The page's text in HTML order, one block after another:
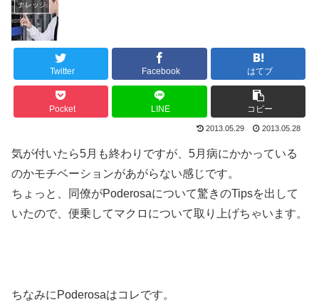
ナレッジ
Twitter Facebook はてブ
Pocket LINE コピー
2013.05.29 2013.05.28
気が付いたら5月も終わりですが、5月病にかかっている
のかモチベーションがあがらない感じです。
ちょっと、同僚がPoderosaについて驚きのTipsを出して
いたので、便乗してマクロについて取り上げちゃいます。
ちなみにPoderosaはコレです。